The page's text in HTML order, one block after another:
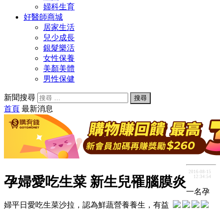
婦科生育
好醫師商城
居家生活
兒少成長
銀髮樂活
女性保養
美顏美體
男性保健
新聞搜尋
首頁 最新消息
孕婦愛吃生菜 新生兒罹腦膜炎
2016-08-15
12:34:54
一名孕
婦平日愛吃生菜沙拉，認為鮮蔬營養養生，有益